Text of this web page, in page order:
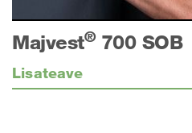
Majvest®700 SOB
Lisateave